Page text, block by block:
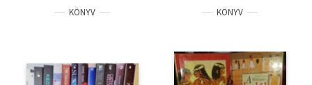
KÖNYV KÖNYV